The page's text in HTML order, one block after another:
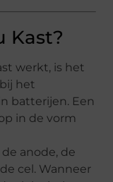
Kast?
werkt, is het
het
batterijen. Een
in de vorm
anode, de
cel. Wanneer